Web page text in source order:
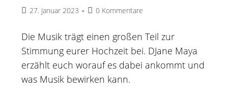
27. Januar 2023 0 Kommentare
Die Musik trägt einen großen Teil zur
Stimmung eurer Hochzeit bei. DJane Maya
erzählt euch worauf es dabei ankommt und
was Musik bewirken kann.